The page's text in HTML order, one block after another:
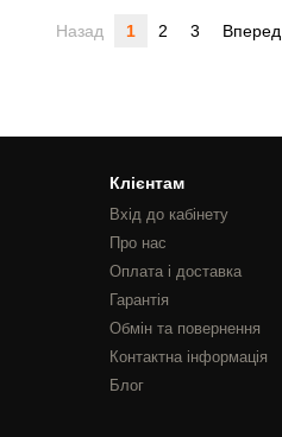
Назад 1 2 3 Вперед
Клієнтам
Вхід до кабінету
Про нас
Оплата і доставка
Гарантія
Обмін та повернення
Контактна інформація
Блог